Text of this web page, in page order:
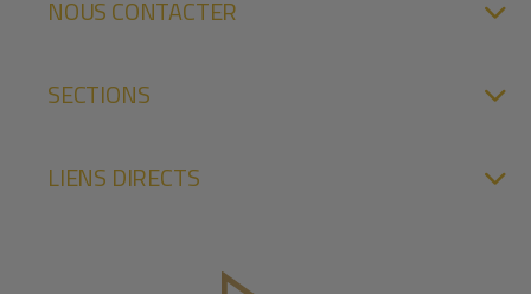
NOUS CONTACTER
SECTIONS
LIENS DIRECTS